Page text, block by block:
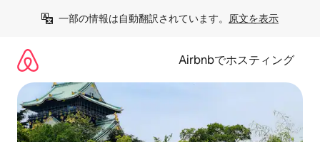
一部の情報は自動翻訳されています。 原文を表示
Airbnbでホスティング